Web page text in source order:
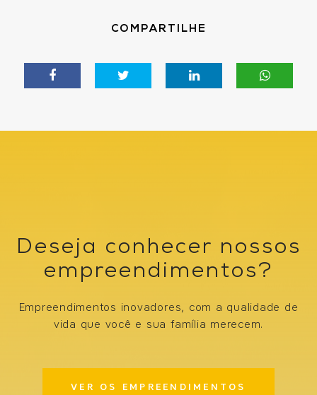
COMPARTILHE
Deseja conhecer nossos
empreendimentos?
Empreendimentos inovadores, com a qualidade de
vida que você e sua família merecem.
VER OS EMPREENDIMENTOS